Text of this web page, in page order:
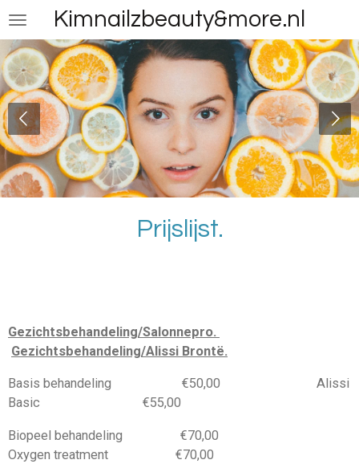
Ga
direct
naar
de
hoofdinhoud
Kimnailzbeauty&more.nl
Prijslijst.
Gezichtsbehandeling/Salonnepro.
Gezichtsbehandeling/Alissi Brontë.
Basis behandeling €50,00 Alissi
Basic €55,00
Biopeel behandeling €70,00
Oxygen treatment €70,00